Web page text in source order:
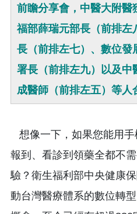
前瞻分享會，中醫大附醫
福部薛瑞元部長（前排左
長（前排左七）、數位發
署長（前排左九）以及中
成醫師（前排左五）等人
想像一下，如果您能用
報到、看診到領藥全都不
驗？衛生福利部中央健康
動台灣醫療體系的數位轉